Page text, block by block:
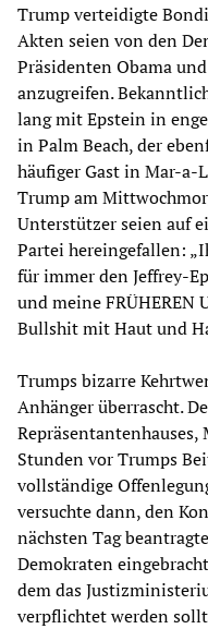
Trump verteidigte
Akten seien von den
Präsidenten Obama
anzugreifen.
lang mit Epstein in
in Palm Beach, der
häufiger Gast in Mar-a-
Trump am
Unterstützer seien auf
Partei hereingefallen:
für immer den Jeffrey-
und meine
Bullshit mit Haut und
Trumps bizarre
Anhänger überrascht.
Stunden vor Trumps
vollständige
versuchte dann, den
nächsten Tag
Demokraten
dem das
verpflichtet werden